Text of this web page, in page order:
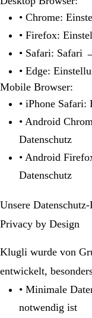
• Chrome:
• Firefox:
• Safari: Safari
• Edge:
Mobile Browser:
• iPhone
• Android
Datenschutz
• Android
Datenschutz
Unsere
Privacy by Design
Klugli wurde von
entwickelt,
• Minimale
notwendig ist